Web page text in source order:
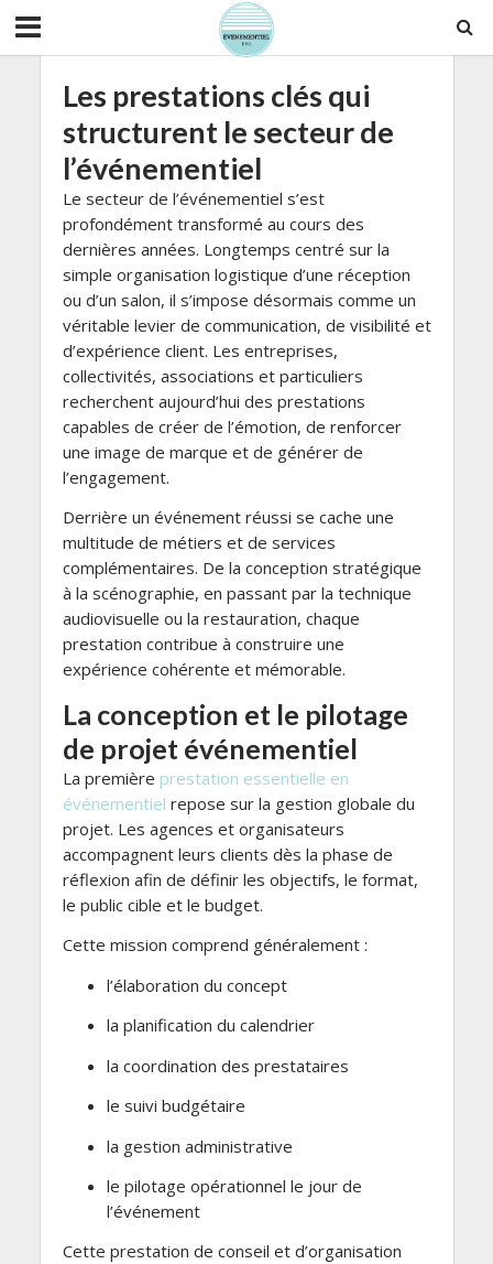
Les prestations clés qui
structurent le secteur de
l’événementiel
Le secteur de l’événementiel s’est
profondément transformé au cours des
dernières années. Longtemps centré sur la
simple organisation logistique d’une réception
ou d’un salon, il s’impose désormais comme un
véritable levier de communication, de visibilité et
d’expérience client. Les entreprises,
collectivités, associations et particuliers
recherchent aujourd’hui des prestations
capables de créer de l’émotion, de renforcer
une image de marque et de générer de
l’engagement.
Derrière un événement réussi se cache une
multitude de métiers et de services
complémentaires. De la conception stratégique
à la scénographie, en passant par la technique
audiovisuelle ou la restauration, chaque
prestation contribue à construire une
expérience cohérente et mémorable.
La conception et le pilotage
de projet événementiel
La première prestation essentielle en
événementiel repose sur la gestion globale du
projet. Les agences et organisateurs
accompagnent leurs clients dès la phase de
réflexion afin de définir les objectifs, le format,
le public cible et le budget.
Cette mission comprend généralement :
l’élaboration du concept
la planification du calendrier
la coordination des prestataires
le suivi budgétaire
la gestion administrative
le pilotage opérationnel le jour de
l’événement
Cette prestation de conseil et d’organisation